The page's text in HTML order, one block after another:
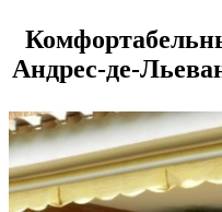
Андрес-де-